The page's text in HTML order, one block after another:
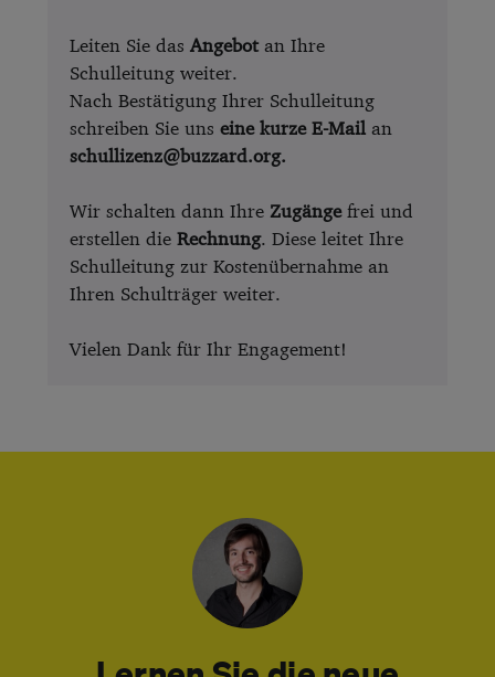
Leiten Sie das Angebot an Ihre
Schulleitung weiter.
Nach Bestätigung Ihrer Schulleitung
schreiben Sie uns eine kurze E-Mail an
schullizenz@buzzard.org.
Wir schalten dann Ihre Zugängefrei und
erstellen die Rechnung. Diese leitet Ihre
Schulleitung zur Kostenübernahme an
Ihren Schulträger weiter.
Vielen Dank für Ihr Engagement!